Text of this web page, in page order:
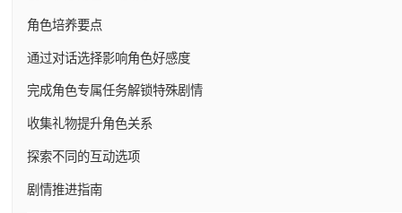
角色培养要点
通过对话选择影响角色好感度
完成角色专属任务解锁特殊剧情
收集礼物提升角色关系
探索不同的互动选项
剧情推进指南